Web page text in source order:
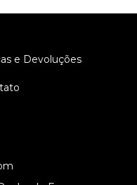
e Devoluções